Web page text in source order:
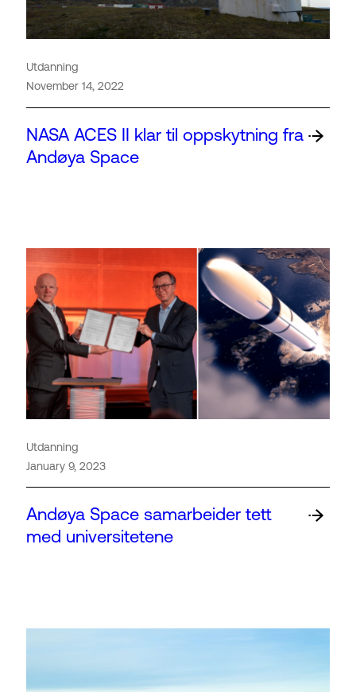
Utdanning
November 14, 2022
NASA ACES II klar til oppskytning fra
Andøya Space
Utdanning
January 9, 2023
Andøya Space samarbeider tett
med universitetene